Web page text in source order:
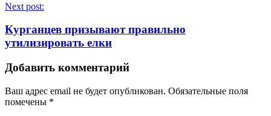
Next post:
Курганцев призывают правильно
утилизировать елки
Добавить комментарий
Ваш адрес email не будет опубликован. Обязательные поля
помечены *